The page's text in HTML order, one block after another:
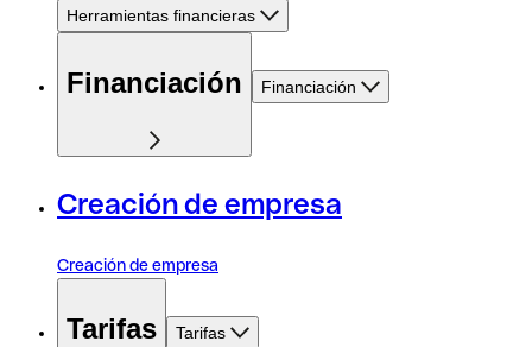
Herramientas financieras
Financiación Financiación
Creación de empresa
Creación de empresa
Tarifas Tarifas